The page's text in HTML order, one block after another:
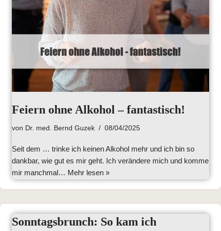
Feiern ohne Alkohol – fantastisch!
von Dr. med. Bernd Guzek 08/04/2025
Seit dem … trinke ich keinen Alkohol mehr und ich bin so
dankbar, wie gut es mir geht. Ich verändere mich und komme
mir manchmal… Mehr lesen »
Sonntagsbrunch: So kam ich